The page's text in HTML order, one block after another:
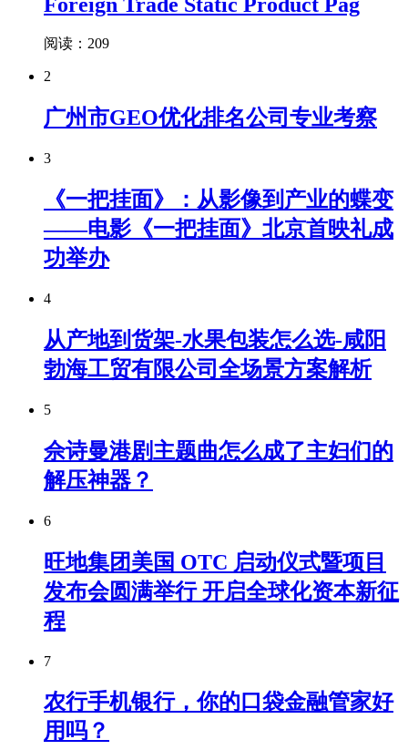
阅读：209
2
广州市GEO优化排名公司专业考察
3
《一把挂面》：从影像到产业的蝶变
——电影《一把挂面》北京首映礼成
功举办
4
从产地到货架-水果包装怎么选-咸阳
勃海工贸有限公司全场景方案解析
5
佘诗曼港剧主题曲怎么成了主妇们的
解压神器？
6
旺地集团美国 OTC 启动仪式暨项目
发布会圆满举行 开启全球化资本新征
程
7
农行手机银行，你的口袋金融管家好
用吗？